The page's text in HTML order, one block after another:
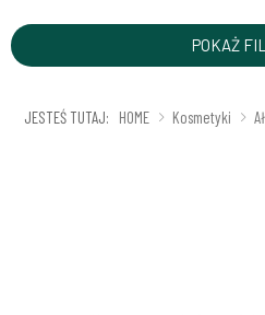
POKAŻ
JESTEŚ TUTAJ: HOME Kosmetyki